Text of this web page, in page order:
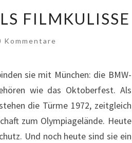
FILMKULISSE
Kommentare
sie mit München: die BMW-
wie das Oktoberfest. Als
die Türme 1972, zeitgleich
zum Olympiagelände. Heute
Und noch heute sind sie ein